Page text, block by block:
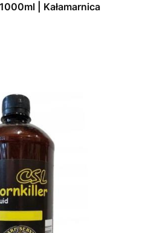
| Kałamarnica